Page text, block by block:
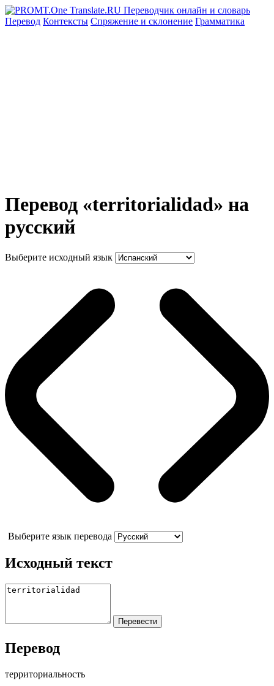
Перевод Контексты Спряжение и склонение Грамматика
Перевод «territorialidad» на
русский
Выберите исходный язык
Выберите язык перевода
Исходный текст
Перевод
территориальность